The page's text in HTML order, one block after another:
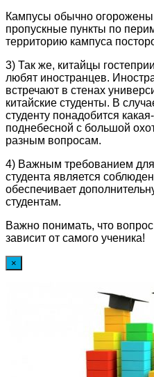
Кампусы обычно
пропускные пункты по
территорию кампуса
3) Так же, китайцы
любят иностранцев.
встречают в стенах
китайские студенты. В
студенту понадобится
поднебесной с большой
разным вопросам.
4) Важным требованием
студента является
обеспечивает
студентам.
Важно понимать, что
зависит от самого ученика!
×